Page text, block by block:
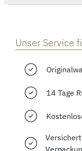
Unser Service
14 Tage